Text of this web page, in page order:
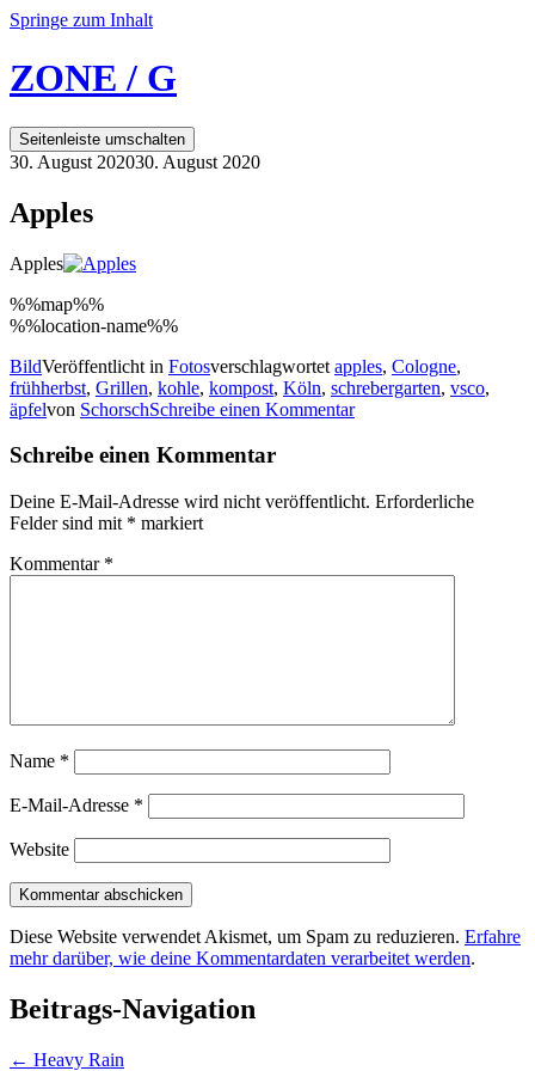
Springe zum Inhalt
ZONE / G
Seitenleiste umschalten
30. August 202030. August 2020
Apples
Apples
%%map%%
%%location-name%%
BildVeröffentlicht in Fotosverschlagwortet apples, Cologne,
frühherbst, Grillen, kohle, kompost, Köln, schrebergarten, vsco,
äpfelvon SchorschSchreibe einen Kommentar
Schreibe einen Kommentar
Deine E-Mail-Adresse wird nicht veröffentlicht. Erforderliche
Felder sind mit * markiert
Kommentar *
Name *
E-Mail-Adresse *
Website
Diese Website verwendet Akismet, um Spam zu reduzieren. Erfahre
mehr darüber, wie deine Kommentardaten verarbeitet werden.
Beitrags-Navigation
← Heavy Rain